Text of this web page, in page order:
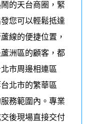
的天台商圈，緊
您可以輕鬆抵達
線的便捷位置，
洲區的顧客，都
市周邊相連區
北市的繁華區
服務範圍內 。 專業
後現場直接交付